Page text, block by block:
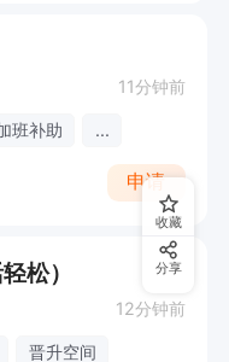
11分钟前
班补助 ...
申请
松）
12分钟前
晋升空间
收藏
分享